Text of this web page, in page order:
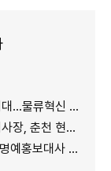
선도하는 부릉
천 현장방문
보대사 임명